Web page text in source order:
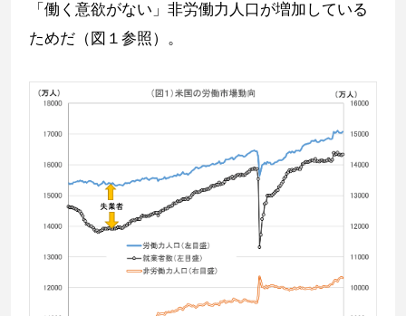
「働く意欲がない」非労働力人口が増加している
ためだ（図１参照）。